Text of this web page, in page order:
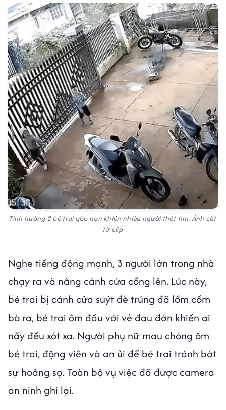
Tình huống 2 bé trai gặp nạn khiến nhiều người thót tim. Ảnh cắt
từ clip
Nghe tiếng động mạnh, 3 người lớn trong nhà
chạy ra và nâng cánh cửa cổng lên. Lúc này,
bé trai bị cánh cửa suýt đè trúng đã lồm cồm
bò ra, bé trai ôm đầu với vẻ đau đớn khiến ai
nấy đều xót xa. Người phụ nữ mau chóng ôm
bé trai, động viên và an ủi để bé trai tránh bớt
sự hoảng sợ. Toàn bộ vụ việc đã được camera
an ninh ghi lại.